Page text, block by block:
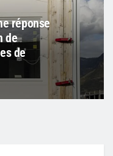
réponse
de
de